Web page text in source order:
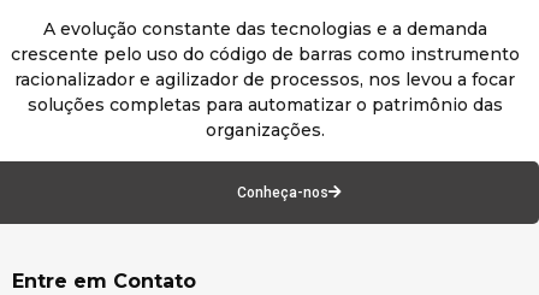
A evolução constante das tecnologias e a demanda
crescente pelo uso do código de barras como instrumento
racionalizador e agilizador de processos, nos levou a focar
soluções completas para automatizar o patrimônio das
organizações.
Conheça-nos
Entre em Contato